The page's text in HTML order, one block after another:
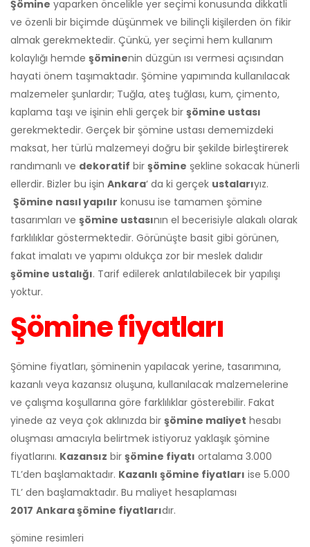
Şömine yaparken öncelikle yer seçimi konusunda dikkatli
ve özenli bir biçimde düşünmek ve bilinçli kişilerden ön fikir
almak gerekmektedir. Çünkü, yer seçimi hem kullanım
kolaylığı hemde şöminenin düzgün ısı vermesi açısından
hayati önem taşımaktadır. Şömine yapımında kullanılacak
malzemeler şunlardır; Tuğla, ateş tuğlası, kum, çimento,
kaplama taşı ve işinin ehli gerçek bir şömine ustası
gerekmektedir. Gerçek bir şömine ustası dememizdeki
maksat, her türlü malzemeyi doğru bir şekilde birleştirerek
randımanlı ve dekoratif bir şömine şekline sokacak hünerli
ellerdir. Bizler bu işin Ankara‘ da ki gerçek ustalarıyız.
Şömine nasıl yapılır konusu ise tamamen şömine
tasarımları ve şömine ustasının el becerisiyle alakalı olarak
farklılıklar göstermektedir. Görünüşte basit gibi görünen,
fakat imalatı ve yapımı oldukça zor bir meslek dalıdır
şömine ustalığı. Tarif edilerek anlatılabilecek bir yapılışı
yoktur.
Şömine fiyatları
Şömine fiyatları, şöminenin yapılacak yerine, tasarımına,
kazanlı veya kazansız oluşuna, kullanılacak malzemelerine
ve çalışma koşullarına göre farklılıklar gösterebilir. Fakat
yinede az veya çok aklınızda bir şömine maliyet hesabı
oluşması amacıyla belirtmek istiyoruz yaklaşık şömine
fiyatlarını. Kazansız bir şömine fiyatı ortalama 3.000
TL’den başlamaktadır. Kazanlı şömine fiyatları ise 5.000
TL’ den başlamaktadır. Bu maliyet hesaplaması
2017 Ankara şömine fiyatlarıdır.
şömine resimleri